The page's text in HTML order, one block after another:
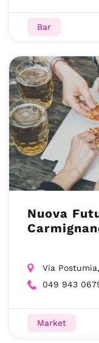
Bar
Nuova
Via
049 943
Market